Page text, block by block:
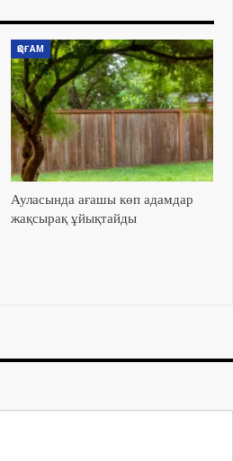
ҚОҒАМ
Ауласында ағашы көп адамдар
жақсырақ ұйықтайды